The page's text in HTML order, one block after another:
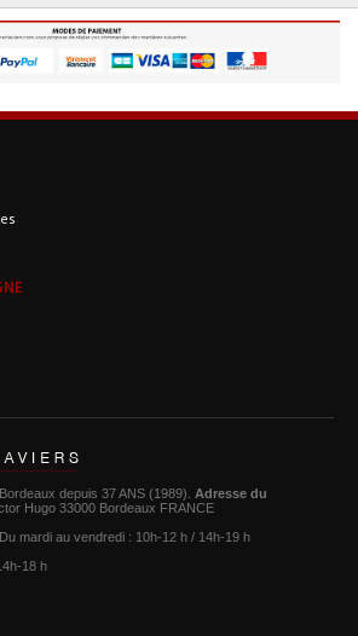
depuis 37 ANS (1989). Adresse du
Hugo 33000 Bordeaux FRANCE
Du mardi au vendredi : 10h-12 h / 14h-19 h
18 h